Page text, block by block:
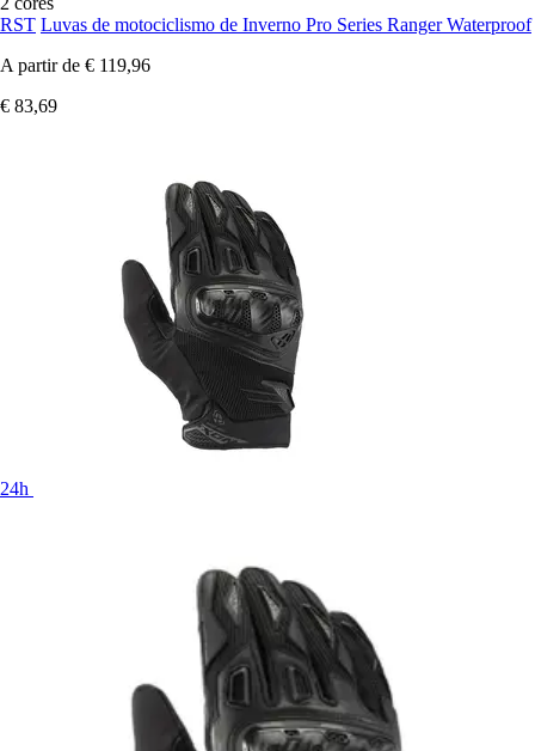
RST Luvas de motociclismo de Inverno Pro Series Ranger Waterproof
A partir de € 119,96
€ 83,69
24h